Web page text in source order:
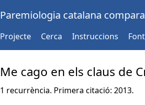
Paremiologia catalana
Projecte Cerca Instruccions
Me cago en els claus de
1 recurrència. Primera citació: 2013.